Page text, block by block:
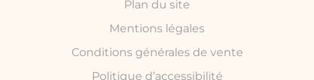
Plan du site
Mentions légales
Conditions générales de vente
Politique d’accessibilité